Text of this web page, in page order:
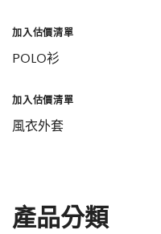
加入估價清單
POLO衫
加入估價清單
風衣外套
產品分類